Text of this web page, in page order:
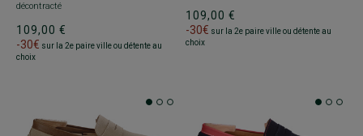
décontracté
109,00 €
-30€ sur la 2e paire ville ou détente au
choix
109,00 €
-30€ sur la 2e paire ville ou détente au
choix